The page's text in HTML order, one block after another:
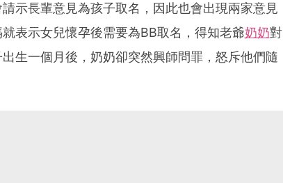
示長輩意見為孩子取名，因此也會出現兩家意見
表示女兒懷孕後需要為BB取名，得知老爺奶奶對
生一個月後，奶奶卻突然興師問罪，怒斥他們隨